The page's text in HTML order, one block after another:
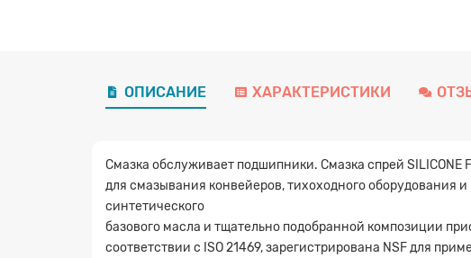
ОПИСАНИЕ ХАРАКТЕРИСТИКИ
Смазка обслуживает подшипники. Смазка спрей
для смазывания конвейеров, тихоходного
синтетического
базового масла и тщательно подобранной композиции
соответствии с ISO 21469, зарегистрирована NSF для